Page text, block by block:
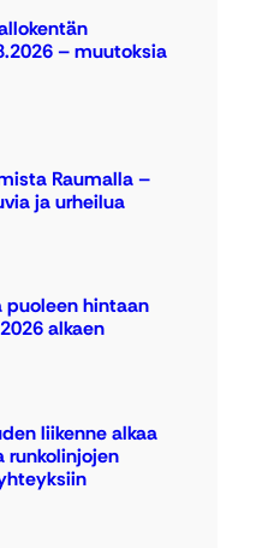
– muutoksia
Raumalla –
ja urheilua
puoleen hintaan
alkaen
liikenne alkaa
runkolinjojen